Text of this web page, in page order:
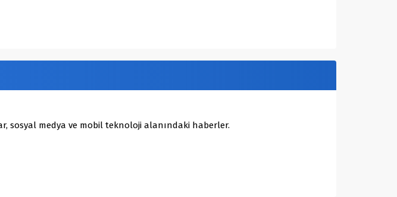
sosyal medya ve mobil teknoloji alanındaki haberler.